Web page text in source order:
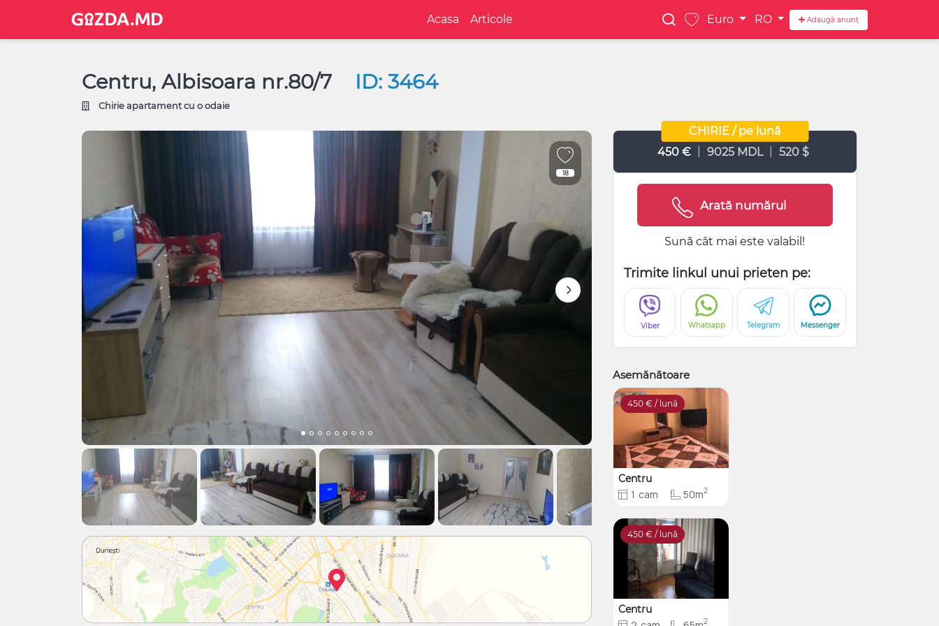
Acasa Articole Euro RO Adaugă anunț
Centru, Albisoara nr.80/7 ID: 3464
Chirie apartament cu o odaie
18
CHIRIE / pe lună
450 €
9025 MDL 520 $
Arată numărul
Sună cât mai este valabil!
Trimite linkul unui prieten pe:
Viber Whatsapp Telegram Messenger
Asemănătoare
450 € / lună
Centru
1 cam 50m2
450 € / lună
Centru
2